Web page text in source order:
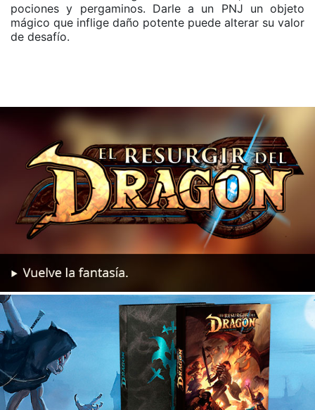
pociones y pergaminos. Darle a un PNJ un objeto
mágico que inflige daño potente puede alterar su valor
de desafío.